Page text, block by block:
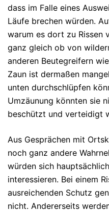
dass im Falle eines
Läufe brechen würden.
warum es dort zu Rissen
ganz gleich ob von
anderen Beutegreifern
Zaun ist dermaßen
unten durchschlüpfen
Umzäunung könnten sie
beschützt und verteidigt
Aus Gesprächen mit
noch ganz andere
würden sich
interessieren. Bei einem
ausreichenden Schutz
nicht. Andererseits